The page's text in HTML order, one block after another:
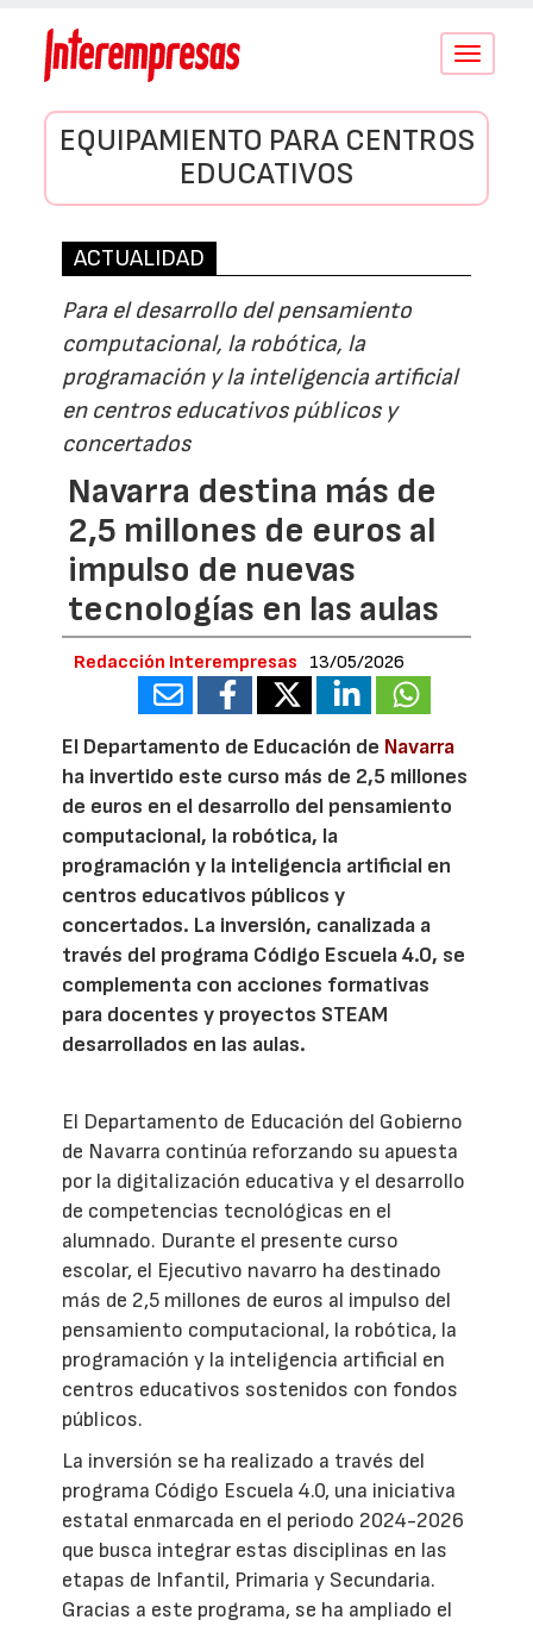
Conmutar
EQUIPAMIENTO PARA CENTROS
EDUCATIVOS
ACTUALIDAD
Para el desarrollo del pensamiento
computacional, la robótica, la
programación y la inteligencia artificial
en centros educativos públicos y
concertados
Navarra destina más de
2,5 millones de euros al
impulso de nuevas
tecnologías en las aulas
Redacción Interempresas 13/05/2026
El Departamento de Educación de Navarra
ha invertido este curso más de 2,5 millones
de euros en el desarrollo del pensamiento
computacional, la robótica, la
programación y la inteligencia artificial en
centros educativos públicos y
concertados. La inversión, canalizada a
través del programa Código Escuela 4.0, se
complementa con acciones formativas
para docentes y proyectos STEAM
desarrollados en las aulas.
El Departamento de Educación del Gobierno
de Navarra continúa reforzando su apuesta
por la digitalización educativa y el desarrollo
de competencias tecnológicas en el
alumnado. Durante el presente curso
escolar, el Ejecutivo navarro ha destinado
más de 2,5 millones de euros al impulso del
pensamiento computacional, la robótica, la
programación y la inteligencia artificial en
centros educativos sostenidos con fondos
públicos.
La inversión se ha realizado a través del
programa Código Escuela 4.0, una iniciativa
estatal enmarcada en el periodo 2024-2026
que busca integrar estas disciplinas en las
etapas de Infantil, Primaria y Secundaria.
Gracias a este programa, se ha ampliado el